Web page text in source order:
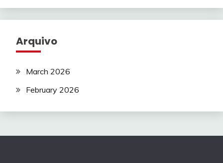
Arquivo
March 2026
February 2026